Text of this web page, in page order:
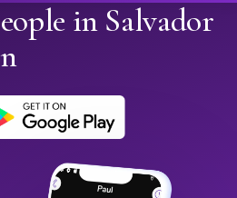
in Salvador